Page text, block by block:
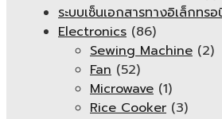
ระบบเซ็นเอกสารทางอิเล็กทร
Electronics (86)
Sewing Machine (2)
Fan (52)
Microwave (1)
Rice Cooker (3)